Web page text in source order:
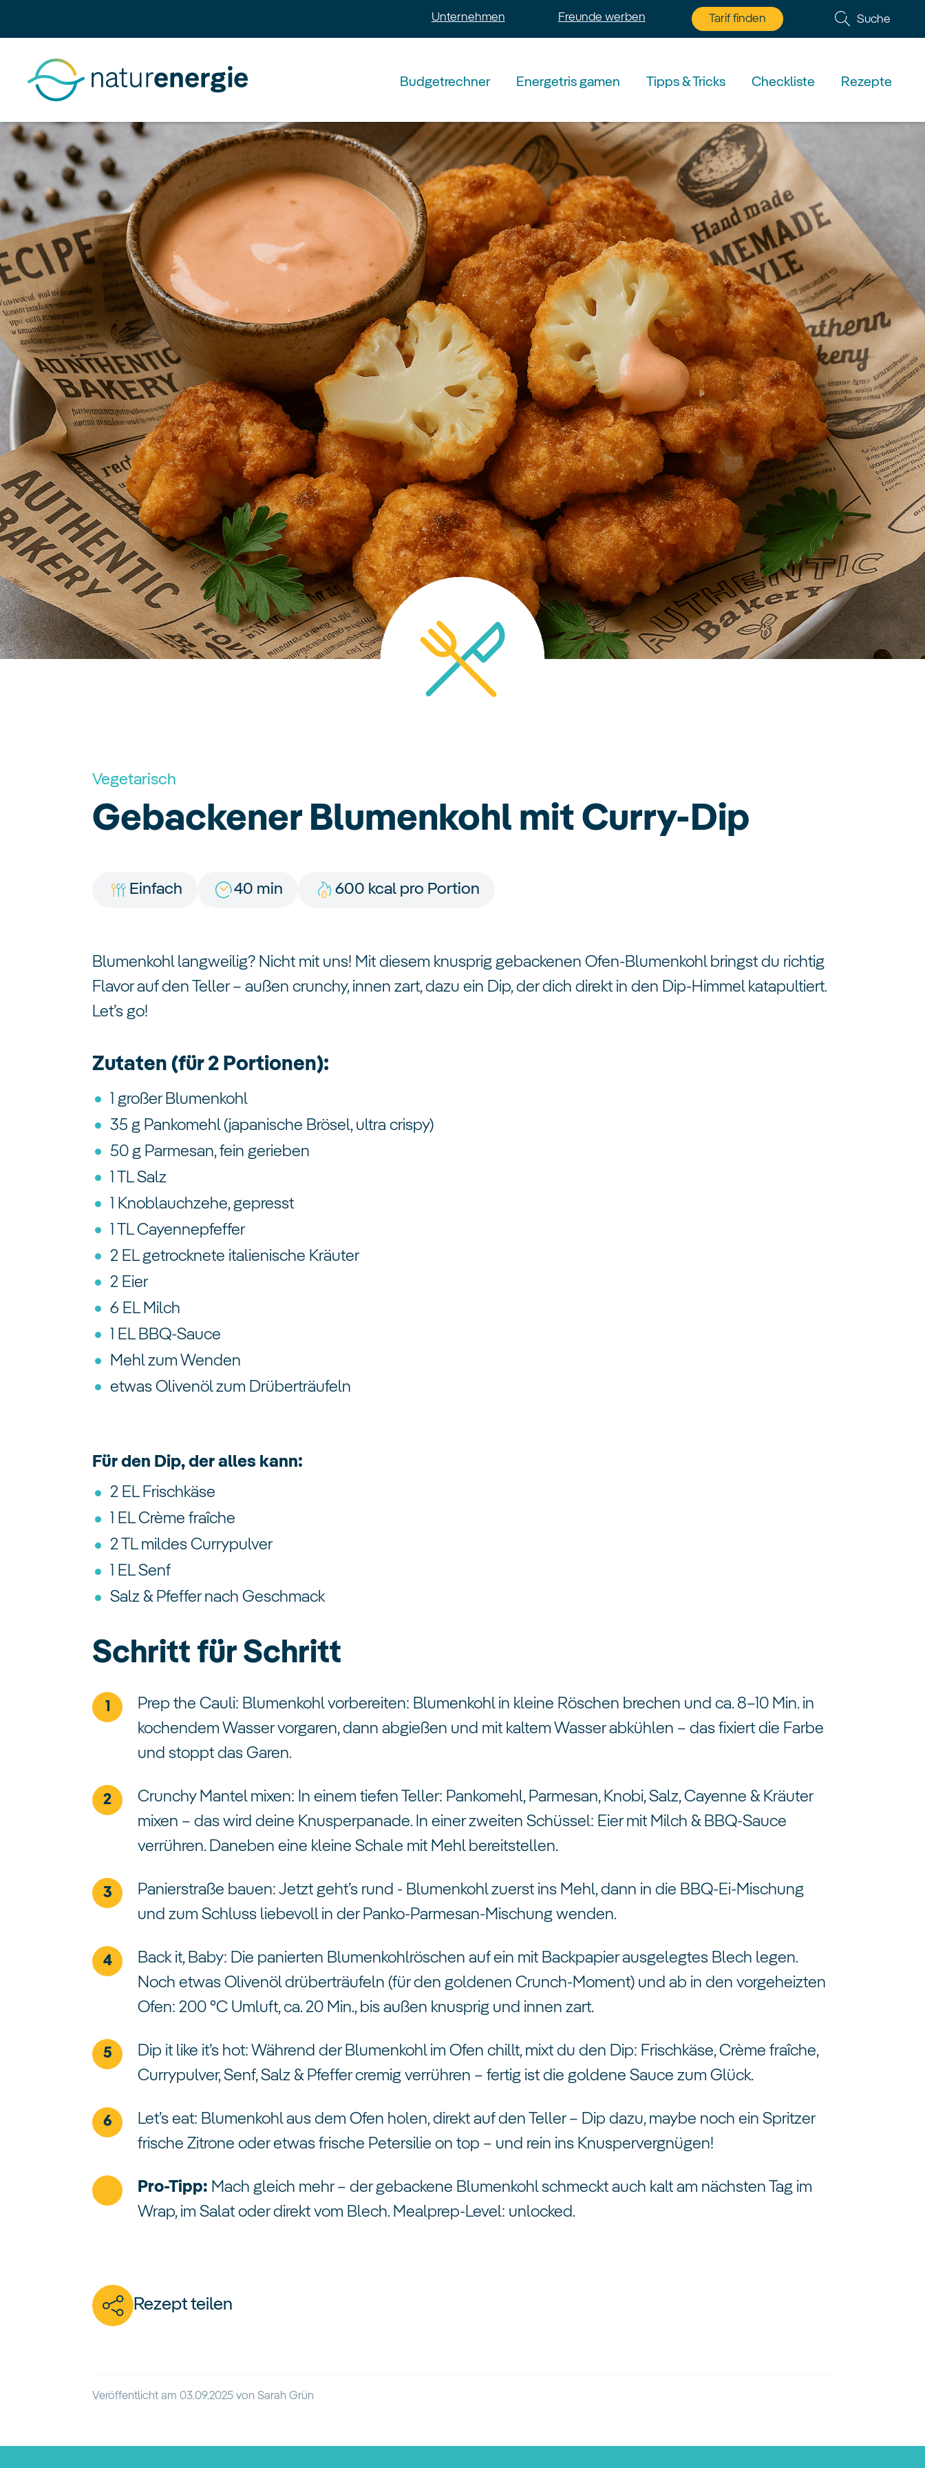
Unternehmen Freunde werben Tarif finden Suche
Budgetrechner Energetris gamen Tipps & Tricks Checkliste Rezepte
Vegetarisch
Gebackener Blumenkohl mit Curry-Dip
Einfach 40 min 600 kcal pro Portion
Blumenkohl langweilig? Nicht mit uns! Mit diesem knusprig gebackenen Ofen-Blumenkohl bringst du richtig
Flavor auf den Teller – außen crunchy, innen zart, dazu ein Dip, der dich direkt in den Dip-Himmel katapultiert.
Let’s go!
Zutaten (für 2 Portionen):
1 großer Blumenkohl
35 g Pankomehl (japanische Brösel, ultra crispy)
50 g Parmesan, fein gerieben
1 TL Salz
1 Knoblauchzehe, gepresst
1 TL Cayennepfeffer
2 EL getrocknete italienische Kräuter
2 Eier
6 EL Milch
1 EL BBQ-Sauce
Mehl zum Wenden
etwas Olivenöl zum Drüberträufeln
Für den Dip, der alles kann:
2 EL Frischkäse
1 EL Crème fraîche
2 TL mildes Currypulver
1 EL Senf
Salz & Pfeffer nach Geschmack
Schritt für Schritt
Prep the Cauli: Blumenkohl vorbereiten: Blumenkohl in kleine Röschen brechen und ca. 8–10 Min. in
kochendem Wasser vorgaren, dann abgießen und mit kaltem Wasser abkühlen – das fixiert die Farbe
und stoppt das Garen.
Crunchy Mantel mixen: In einem tiefen Teller: Pankomehl, Parmesan, Knobi, Salz, Cayenne & Kräuter
mixen – das wird deine Knusperpanade. In einer zweiten Schüssel: Eier mit Milch & BBQ-Sauce
verrühren. Daneben eine kleine Schale mit Mehl bereitstellen.
Panierstraße bauen: Jetzt geht’s rund - Blumenkohl zuerst ins Mehl, dann in die BBQ-Ei-Mischung
und zum Schluss liebevoll in der Panko-Parmesan-Mischung wenden.
Back it, Baby: Die panierten Blumenkohlröschen auf ein mit Backpapier ausgelegtes Blech legen.
Noch etwas Olivenöl drüberträufeln (für den goldenen Crunch-Moment) und ab in den vorgeheizten
Ofen: 200 °C Umluft, ca. 20 Min., bis außen knusprig und innen zart.
Dip it like it’s hot: Während der Blumenkohl im Ofen chillt, mixt du den Dip: Frischkäse, Crème fraîche,
Currypulver, Senf, Salz & Pfeffer cremig verrühren – fertig ist die goldene Sauce zum Glück.
Let’s eat: Blumenkohl aus dem Ofen holen, direkt auf den Teller – Dip dazu, maybe noch ein Spritzer
frische Zitrone oder etwas frische Petersilie on top – und rein ins Knuspervergnügen!
Pro-Tipp: Mach gleich mehr – der gebackene Blumenkohl schmeckt auch kalt am nächsten Tag im
Wrap, im Salat oder direkt vom Blech. Mealprep-Level: unlocked.
Rezept teilen
Veröffentlicht am03.09.2025 vonSarah Grün